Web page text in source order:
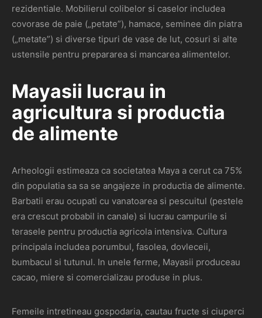
rezidentiale. Mobilierul colibelor si caselor includea
covorase de paie („petate”), hamace, seminee din piatra
(„metate”) si diverse tipuri de vase de lut, cosuri si alte
ustensile pentru prepararea si mancarea alimentelor.
Mayasii lucrau in
agricultura si productia
de alimente
Arheologii estimeaza ca societatea Maya a cerut ca 75%
din populatia sa sa se angajeze in productia de alimente.
Barbatii erau ocupati cu vanatoarea si pescuitul (pestele
era crescut probabil in canale) si lucrau campurile si
terasele pentru productia agricola intensiva. Cultura
principala includea porumbul, fasolea, dovleceii,
bumbacul si tutunul. In unele ferme, Mayasii produceau
cacao, miere si comercializau produse in plus.
Femeile intretineau gospodaria, cautau fructe si ciuperci